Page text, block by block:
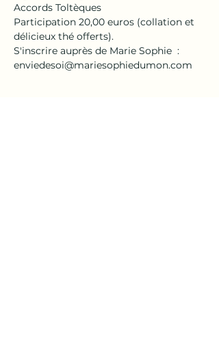
Accords Toltèques
Participation 20,00 euros (collation et
délicieux thé offerts).
S'inscrire auprès de Marie Sophie  :
enviedesoi@mariesophiedumon.com